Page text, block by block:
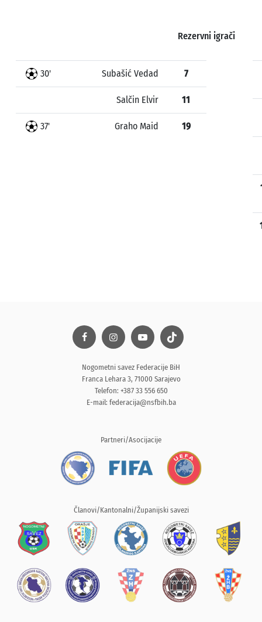
Rezervni igrači
30' Subašić Vedad 7
Salčin Elvir 11
37' Graho Maid 19
Nogometni savez Federacije BiH
Franca Lehara 3, 71000 Sarajevo
Telefon: +387 33 556 650
E-mail: federacija@nsfbih.ba
Partneri/Asocijacije
Članovi/Kantonalni/Županijski savezi